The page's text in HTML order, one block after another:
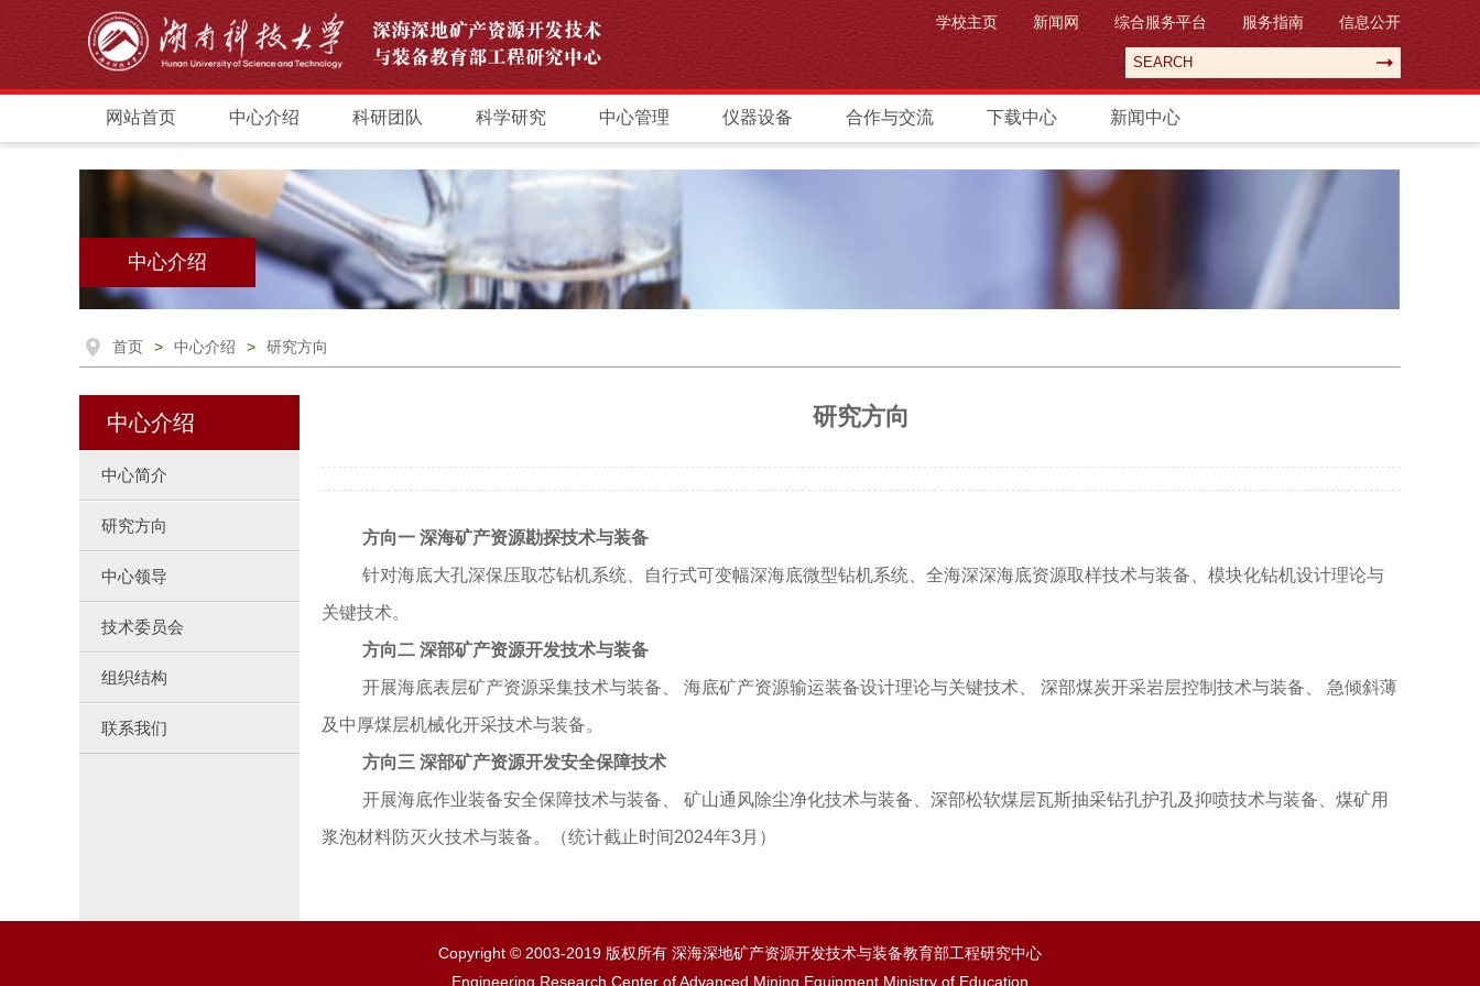
学校主页 新闻网 综合服务平台 服务指南 信息公开
网站首页 中心介绍 科研团队 科学研究 中心管理 仪器设备 合作与交流 下载中心 新闻中心
中心介绍
首页 > 中心介绍 > 研究方向
中心介绍
中心简介
研究方向
中心领导
技术委员会
组织结构
联系我们
研究方向
方向一深海矿产资源勘探技术与装备
针对海底大孔深保压取芯钻机系统、自行式可变幅深海底微型钻机系统、全海深深海底资源取样技术与装备、模块化钻机设计理论与
关键技术。
方向二深部矿产资源开发技术与装备
开展海底表层矿产资源采集技术与装备、 海底矿产资源输运装备设计理论与关键技术、 深部煤炭开采岩层控制技术与装备、 急倾斜薄
及中厚煤层机械化开采技术与装备。
方向三深部矿产资源开发安全保障技术
开展海底作业装备安全保障技术与装备、 矿山通风除尘净化技术与装备、深部松软煤层瓦斯抽采钻孔护孔及抑喷技术与装备、煤矿用
浆泡材料防灭火技术与装备。
（统计截止时间2024年3月）
Copyright © 2003-2019 版权所有 深海深地矿产资源开发技术与装备教育部工程研究中心
Engineering Research Center of Advanced Mining Equipment,Ministry of Education